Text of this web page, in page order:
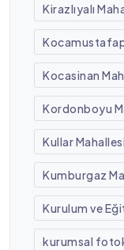
Kirazlıyalı
Kocasinan
Kordonboyu
Kullar Mahallesi
Kumburgaz
Kurulum ve
kurumsal